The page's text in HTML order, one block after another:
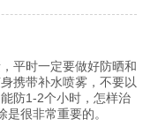
平时一定要做好防晒和
携带补水喷雾，不要以
防1-2个小时，怎样治
很非常重要的。